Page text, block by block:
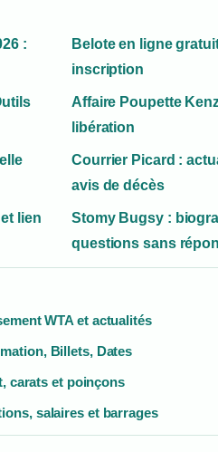
:
Belote en ligne
inscription
Affaire Poupette
libération
Courrier Picard :
avis de décès
lien
Stomy Bugsy :
questions sans
WTA et actualités
Billets, Dates
carats et poinçons
salaires et barrages